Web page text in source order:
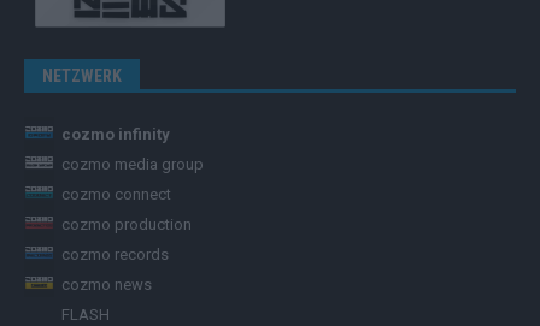
NETZWERK
cozmo infinity
cozmo media group
cozmo connect
cozmo production
cozmo records
cozmo news
FLASH